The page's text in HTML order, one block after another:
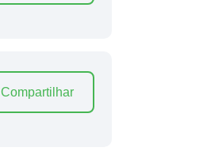
Compartilhar